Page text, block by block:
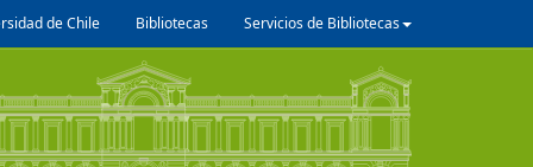
de Chile Bibliotecas Servicios de Bibliotecas